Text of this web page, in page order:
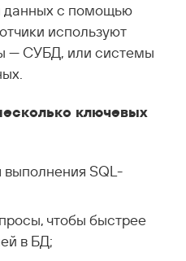
данных с помощью
используют
— СУБД, или системы
ключевых
выполнения SQL-
чтобы быстрее
в БД;